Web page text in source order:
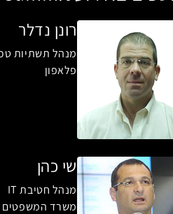
רונן נדלר
מנהל תשתיות
פלאפון
שי כהן
מנהל חטיבת IT
משרד המשפטים